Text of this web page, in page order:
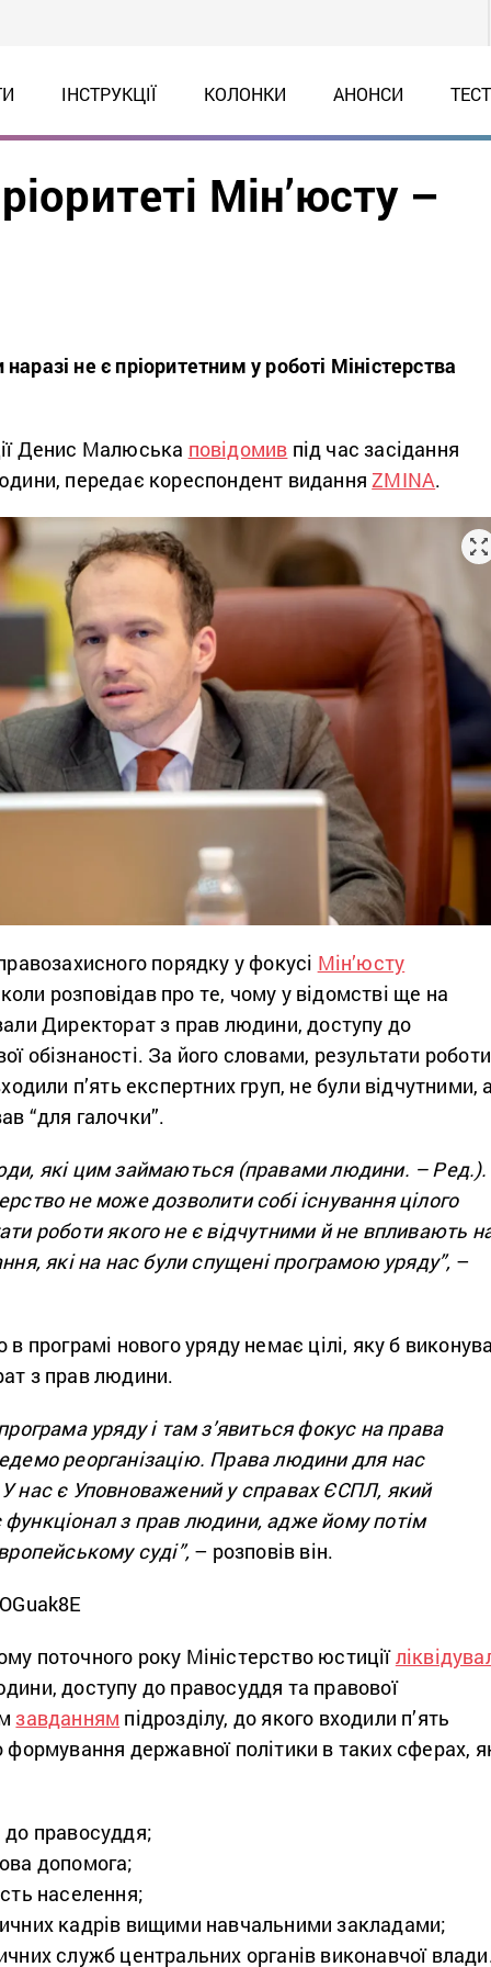
ІНСТРУКЦІЇ КОЛОНКИ АНОНСИ
Мін’юсту –
не є пріоритетним у роботі Міністерства
Денис Малюська повідомив під час засідання
передає кореспондент виданняZMINA.
порядку у фокусі Мін’юсту
розповідав про те, чому у відомстві ще на
Директорат з прав людини, доступу до
обізнаності. За його словами, результати роботи
п’ять експертних груп, не були відчутними,
“для галочки”.
які цим займаються (правами людини. – Ред.).
не може дозволити собі існування цілого
роботи якого не є відчутними й не впливають
які на нас були спущені програмою уряду”, –
програмі нового уряду немає цілі, яку б
з прав людини.
уряду і там з’явиться фокус на права
реорганізацію. Права людини для нас
нас є Уповноважений у справах ЄСПЛ, який
з прав людини, адже йому потім
суді”, – розповів він.
поточного року Міністерство юстиції
доступу до правосуддя та правової
завданням підрозділу, до якого входили п’ять
формування державної політики в таких сферах,
правосуддя;
допомога;
населення;
кадрів вищими навчальними закладами;
служб центральних органів виконавчої